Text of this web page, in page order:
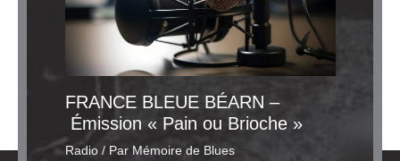
FRANCE BLEUE BÉARN –
Émission « Pain ou Brioche »
Radio/ Par Mémoire de Blues